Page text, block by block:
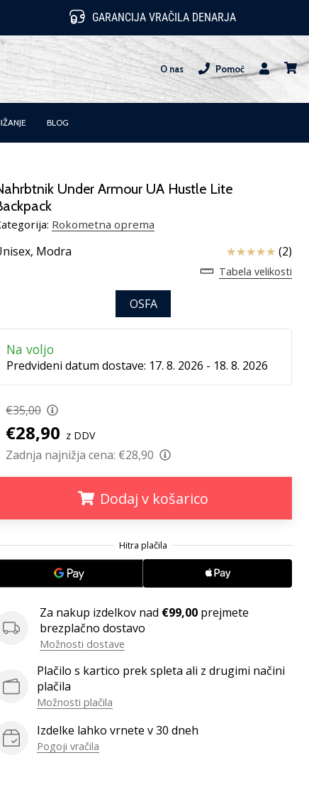
GARANCIJA VRAČILA DENARJA
O nas
Pomoč
Uporabnik
BLOG
Under Armour UA Hustle Lite
Rokometna oprema
Modra Ocena izdelka
(2)
Tabela velikosti
OSFA
Na voljo
Predvideni datum dostave: 17. 8. 2026 - 18. 8. 2026
€35,00
€28,90 z DDV
Zadnja najnižja cena: €28,90
Dodaj v košarico
Za nakup izdelkov nad €99,00 prejmete
brezplačno dostavo
Možnosti dostave
Plačilo s kartico prek spleta ali z drugimi načini
plačila
Možnosti plačila
Izdelke lahko vrnete v 30 dneh
Pogoji vračila